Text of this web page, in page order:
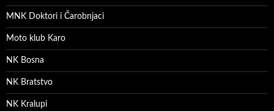
MNK Doktori i Čarobnjaci
Moto klub Karo
NK Bosna
NK Bratstvo
NK Kralupi